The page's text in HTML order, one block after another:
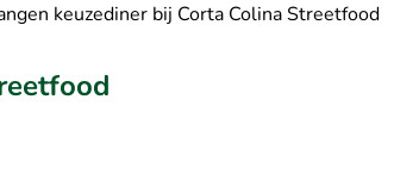
keuzediner bij Corta Colina Streetfood